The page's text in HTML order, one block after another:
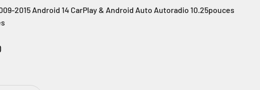
2015 Android 14 CarPlay & Android Auto Autoradio 10.25pouces